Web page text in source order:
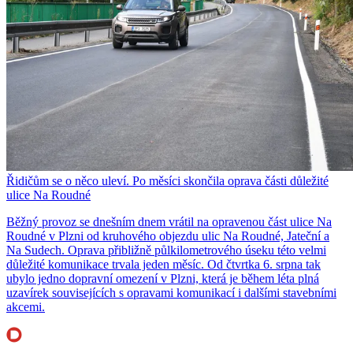
Řidičům se o něco uleví. Po měsíci skončila oprava části důležité
ulice Na Roudné
Běžný provoz se dnešním dnem vrátil na opravenou část ulice Na
Roudné v Plzni od kruhového objezdu ulic Na Roudné, Jateční a
Na Sudech. Oprava přibližně půlkilometrového úseku této velmi
důležité komunikace trvala jeden měsíc. Od čtvrtka 6. srpna tak
ubylo jedno dopravní omezení v Plzni, která je během léta plná
uzavírek souvisejících s opravami komunikací i dalšími stavebními
akcemi.